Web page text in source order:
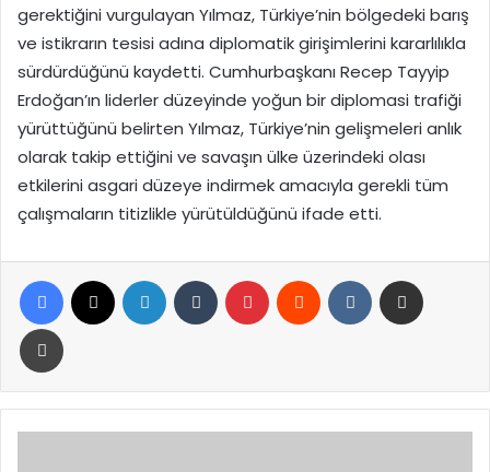
gerektiğini vurgulayan Yılmaz, Türkiye’nin bölgedeki barış
ve istikrarın tesisi adına diplomatik girişimlerini kararlılıkla
sürdürdüğünü kaydetti. Cumhurbaşkanı Recep Tayyip
Erdoğan’ın liderler düzeyinde yoğun bir diplomasi trafiği
yürüttüğünü belirten Yılmaz, Türkiye’nin gelişmeleri anlık
olarak takip ettiğini ve savaşın ülke üzerindeki olası
etkilerini asgari düzeye indirmek amacıyla gerekli tüm
çalışmaların titizlikle yürütüldüğünü ifade etti.
Facebook LinkedIn Tumblr Pinterest Reddit VKontakte
Yazdır